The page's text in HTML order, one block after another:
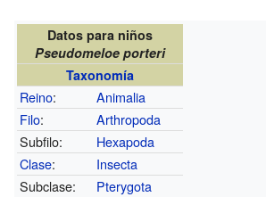
Datos para niños
Pseudomeloe porteri
Taxonomía
Reino:
Animalia
Filo:
Arthropoda
Subfilo:
Hexapoda
Clase:
Insecta
Subclase:
Pterygota